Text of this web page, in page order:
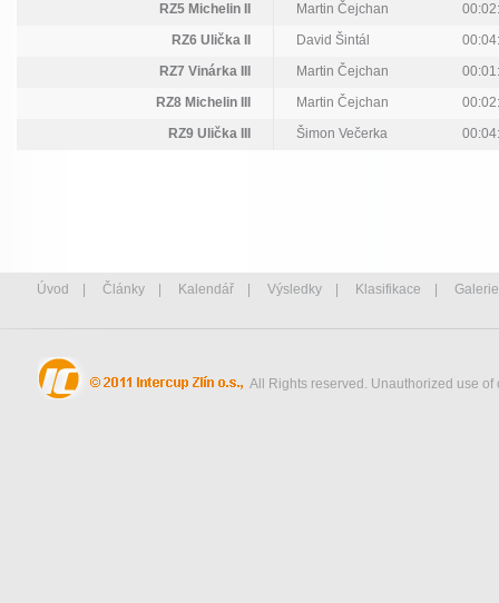
RZ5 Michelin II
Martin Čejchan
RZ6 Ulička II
David Šintál
RZ7 Vinárka III
Martin Čejchan
RZ8 Michelin III
Martin Čejchan
RZ9 Ulička III
Šimon Večerka
Úvod Články Kalendář Výsledky Klasifikace Galerie
All Rights reserved. Unauthorized use